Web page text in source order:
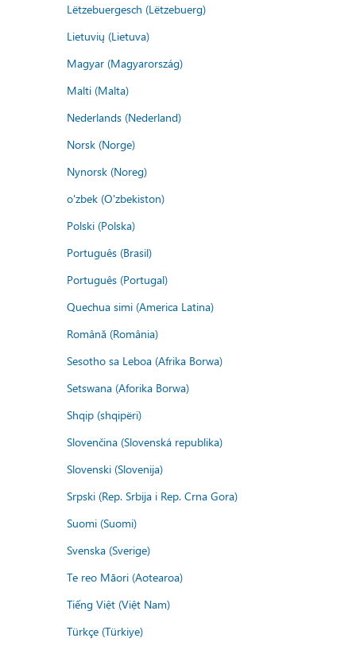
Lëtzebuergesch (Lëtzebuerg)
Lietuvių (Lietuva)
Magyar (Magyarország)
Malti (Malta)
Nederlands (Nederland)
Norsk (Norge)
Nynorsk (Noreg)
o'zbek (O'zbekiston)
Polski (Polska)
Português (Brasil)
Português (Portugal)
Quechua simi (America Latina)
Română (România)
Sesotho sa Leboa (Afrika Borwa)
Setswana (Aforika Borwa)
Shqip (shqipëri)
Slovenčina (Slovenská republika)
Slovenski (Slovenija)
Srpski (Rep. Srbija i Rep. Crna Gora)
Suomi (Suomi)
Svenska (Sverige)
Te reo Māori (Aotearoa)
Tiếng Việt (Việt Nam)
Türkçe (Türkiye)